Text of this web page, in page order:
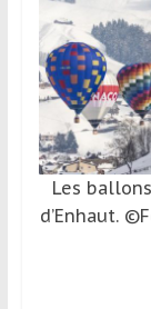
déplacent
en
France
l’étranger
pour
assouvir
Les
d’Enhaut.